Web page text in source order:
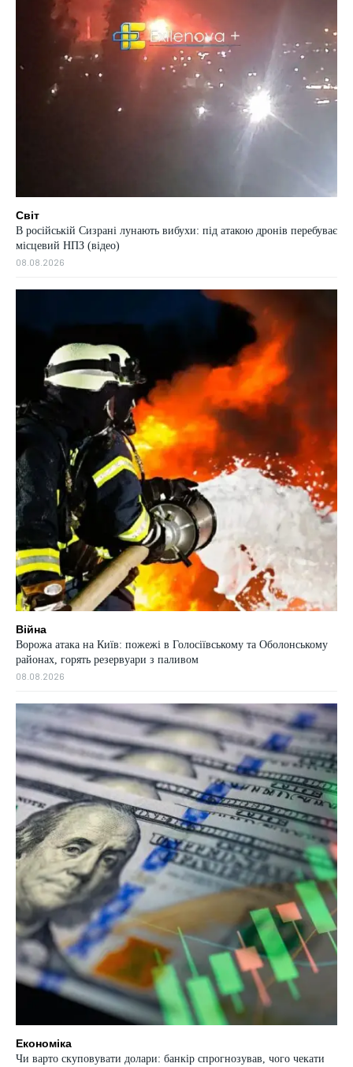
Світ
В російській Сизрані лунають вибухи: під атакою дронів перебуває
місцевий НПЗ (відео)
08.08.2026
Війна
Ворожа атака на Київ: пожежі в Голосіївському та Оболонському
районах, горять резервуари з паливом
08.08.2026
Економіка
Чи варто скуповувати долари: банкір спрогнозував, чого чекати